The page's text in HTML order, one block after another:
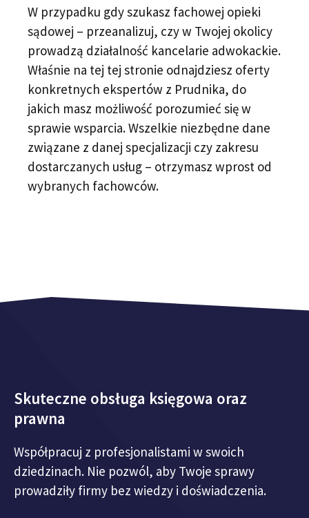
W przypadku gdy szukasz fachowej opieki
sądowej – przeanalizuj, czy w Twojej okolicy
prowadzą działalność kancelarie adwokackie.
Właśnie na tej tej stronie odnajdziesz oferty
konkretnych ekspertów z Prudnika, do
jakich masz możliwość porozumieć się w
sprawie wsparcia. Wszelkie niezbędne dane
związane z danej specjalizacji czy zakresu
dostarczanych usług – otrzymasz wprost od
wybranych fachowców.
Skuteczne obsługa księgowa oraz
prawna
Współpracuj z profesjonalistami w swoich
dziedzinach. Nie pozwól, aby Twoje sprawy
prowadziły firmy bez wiedzy i doświadczenia.